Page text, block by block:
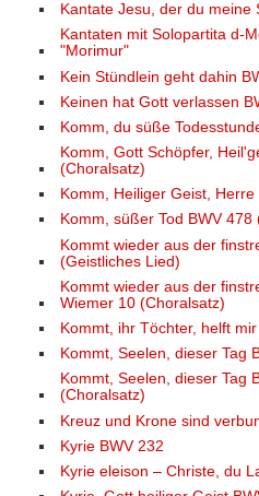
Kantate Jesu, der du meine
Kantaten mit Solopartita d-
"Morimur"
Kein Stündlein geht dahin
Keinen hat Gott verlassen
Komm, du süße
Komm, Gott Schöpfer,
(Choralsatz)
Komm, Heiliger Geist, Herre
Komm, süßer Tod BWV 478
Kommt wieder aus der
(Geistliches Lied)
Kommt wieder aus der
Wiemer 10 (Choralsatz)
Kommt, ihr Töchter, helft
Kommt, Seelen, dieser Tag
Kommt, Seelen, dieser Tag
(Choralsatz)
Kreuz und Krone sind
Kyrie BWV 232
Kyrie eleison – Christe, du